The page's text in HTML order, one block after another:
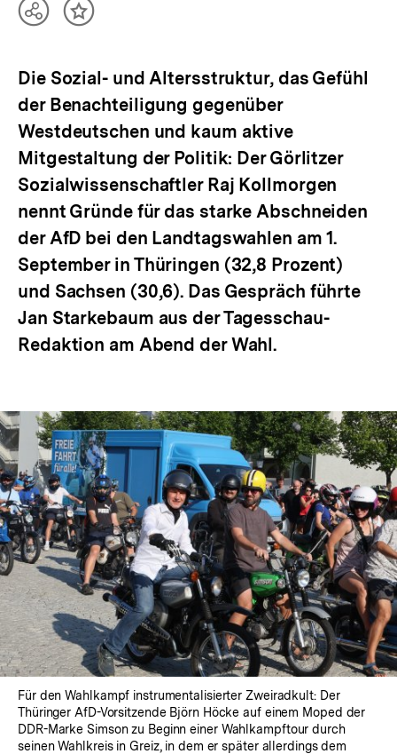
TeilenInhalt
Die Sozial- und Altersstruktur, das Gefühl
der Benachteiligung gegenüber
Westdeutschen und kaum aktive
Mitgestaltung der Politik: Der Görlitzer
Sozialwissenschaftler Raj Kollmorgen
nennt Gründe für das starke Abschneiden
der AfD bei den Landtagswahlen am 1.
September in Thüringen (32,8 Prozent)
und Sachsen (30,6). Das Gespräch führte
Jan Starkebaum aus der Tagesschau-
Redaktion am Abend der Wahl.
Für den Wahlkampf instrumentalisierter Zweiradkult: Der
Thüringer AfD-Vorsitzende Björn Höcke auf einem Moped der
DDR-Marke Simson zu Beginn einer Wahlkampftour durch
seinen Wahlkreis in Greiz, in dem er später allerdings dem